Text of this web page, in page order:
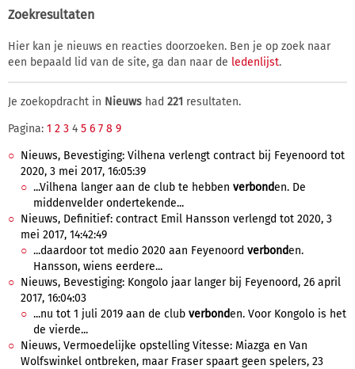
Zoekresultaten
Hier kan je nieuws en reacties doorzoeken. Ben je op zoek naar
een bepaald lid van de site, ga dan naar de ledenlijst.
Je zoekopdracht in Nieuws had 221 resultaten.
Pagina: 1 2 3 4 5 6 7 8 9
Nieuws, Bevestiging: Vilhena verlengt contract bij Feyenoord tot
2020, 3 mei 2017, 16:05:39
...Vilhena langer aan de club te hebben verbonden. De
middenvelder ondertekende...
Nieuws, Definitief: contract Emil Hansson verlengd tot 2020, 3
mei 2017, 14:42:49
...daardoor tot medio 2020 aan Feyenoord verbonden.
Hansson, wiens eerdere...
Nieuws, Bevestiging: Kongolo jaar langer bij Feyenoord, 26 april
2017, 16:04:03
...nu tot 1 juli 2019 aan de club verbonden. Voor Kongolo is het
de vierde...
Nieuws, Vermoedelijke opstelling Vitesse: Miazga en Van
Wolfswinkel ontbreken, maar Fraser spaart geen spelers, 23